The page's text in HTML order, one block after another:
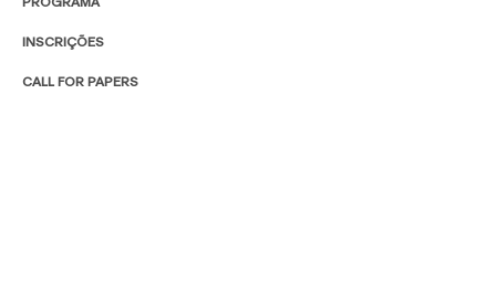
INSCRIÇÕES
CALL FOR PAPERS